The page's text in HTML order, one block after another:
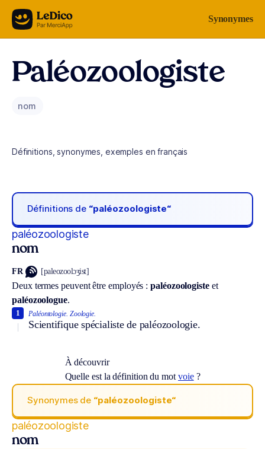
Aller au contenu Synonymes
Paléozoologiste
nom
Définitions, synonymes, exemples en français
Définitions de “paléozoologiste“
paléozoologiste
nom
FR [paleozoolɔʒist]
Deux termes peuvent être employés :paléozoologisteet
paléozoologue.
Paléontologie. Zoologie.
Scientifique spécialiste de paléozoologie.
1
À découvrir
Quelle est la définition du mot voie?
Synonymes de “paléozoologiste“
paléozoologiste
nom